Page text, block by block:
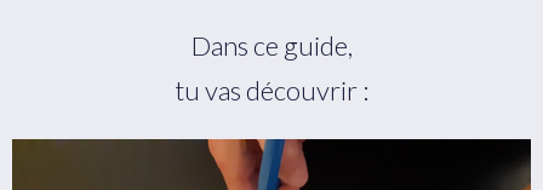
Dans ce guide,
tu vas découvrir :